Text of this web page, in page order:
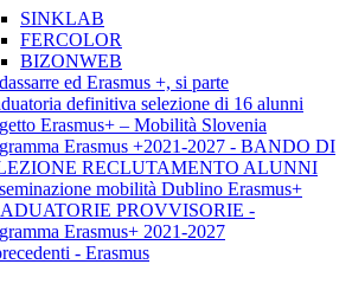
SINKLAB
FERCOLOR
BIZONWEB
ed Erasmus +, si parte
definitiva selezione di 16 alunni
Erasmus+ – Mobilità Slovenia
Erasmus +2021-2027 - BANDO DI
RECLUTAMENTO ALUNNI
mobilità Dublino Erasmus+
PROVVISORIE -
Erasmus+ 2021-2027
- Erasmus